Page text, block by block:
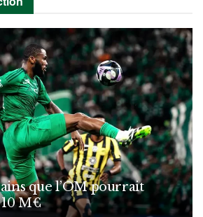
que l’OM pourrait
M€